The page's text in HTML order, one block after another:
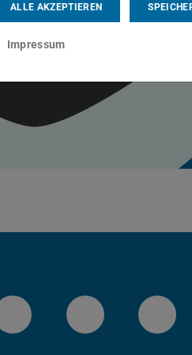
Instagram-Kanal
ALLE AKZEPTIEREN
Impressum